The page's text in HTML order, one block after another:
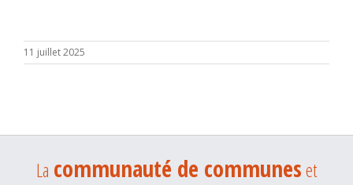
11 juillet 2025
La communauté de communeset